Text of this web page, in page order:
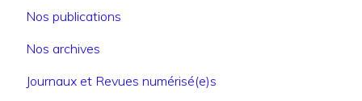
Nos publications
Nos archives
Journaux et Revues numérisé(e)s